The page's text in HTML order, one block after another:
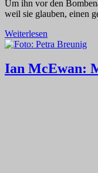
Um ihn vor den
weil sie glauben, einen
Weiterlesen
Ian McEwan: